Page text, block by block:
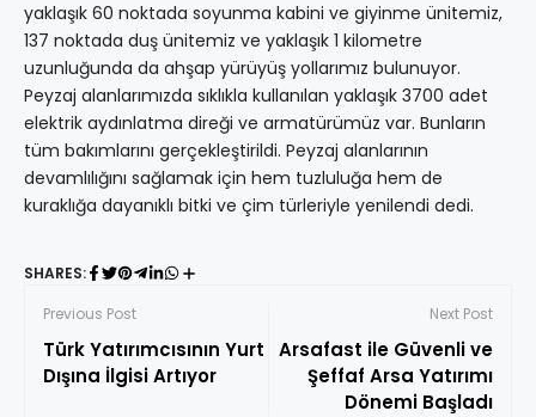
yaklaşık 60 noktada soyunma kabini ve giyinme ünitemiz,
137 noktada duş ünitemiz ve yaklaşık 1 kilometre
uzunluğunda da ahşap yürüyüş yollarımız bulunuyor.
Peyzaj alanlarımızda sıklıkla kullanılan yaklaşık 3700 adet
elektrik aydınlatma direği ve armatürümüz var. Bunların
tüm bakımlarını gerçekleştirildi. Peyzaj alanlarının
devamlılığını sağlamak için hem tuzluluğa hem de
kuraklığa dayanıklı bitki ve çim türleriyle yenilendi dedi.
SHARES:
Previous Post
Türk Yatırımcısının Yurt
Dışına İlgisi Artıyor
Next Post
Arsafast ile Güvenli ve
Şeffaf Arsa Yatırımı
Dönemi Başladı